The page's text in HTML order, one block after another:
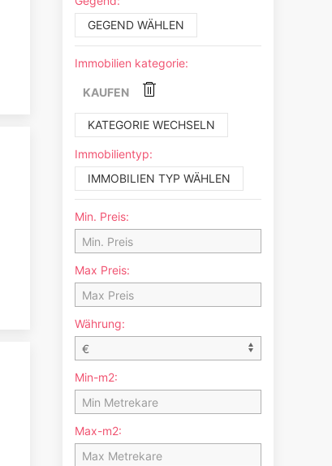
GEGEND WÄHLEN
Immobilien kategorie:
KAUFEN
KATEGORIE WECHSELN
Immobilientyp:
IMMOBILIEN TYP WÄHLEN
Min. Preis:
Max Preis:
Währung:
Min-m2:
Max-m2: